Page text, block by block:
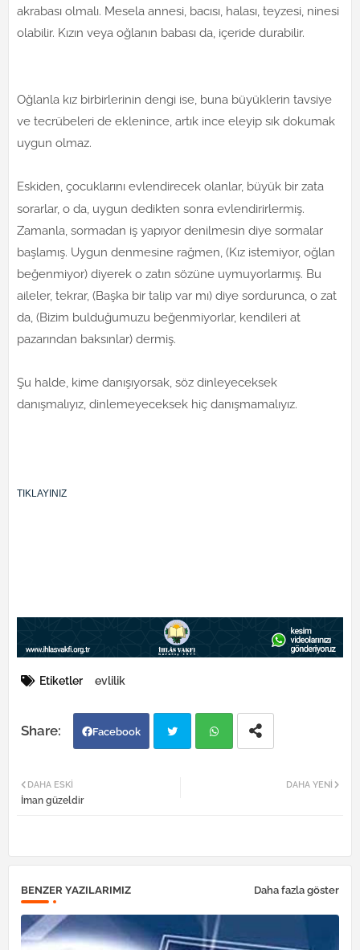
akrabası olmalı. Mesela annesi, bacısı, halası, teyzesi, ninesi
olabilir. Kızın veya oğlanın babası da, içeride durabilir.
Oğlanla kız birbirlerinin dengi ise, buna büyüklerin tavsiye
ve tecrübeleri de eklenince, artık ince eleyip sık dokumak
uygun olmaz.
Eskiden, çocuklarını evlendirecek olanlar, büyük bir zata
sorarlar, o da, uygun dedikten sonra evlendirirlermiş.
Zamanla, sormadan iş yapıyor denilmesin diye sormalar
başlamış. Uygun denmesine rağmen, (Kız istemiyor, oğlan
beğenmiyor) diyerek o zatın sözüne uymuyorlarmış. Bu
aileler, tekrar, (Başka bir talip var mı) diye sordurunca, o zat
da, (Bizim bulduğumuzu beğenmiyorlar, kendileri at
pazarından baksınlar) dermiş.
Şu halde, kime danışıyorsak, söz dinleyeceksek
danışmalıyız, dinlemeyeceksek hiç danışmamalıyız.
TIKLAYINIZ
Etiketler evlilik
Facebook
DAHA YENI
DAHA ESKI
İman güzeldir
BENZER YAZILARIMIZ Daha fazla göster